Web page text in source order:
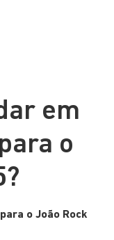
em
o
o João Rock